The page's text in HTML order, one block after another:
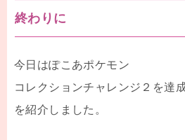
終わりに
今日はぽこあポケモン
コレクションチャレンジ２を達
を紹介しました。